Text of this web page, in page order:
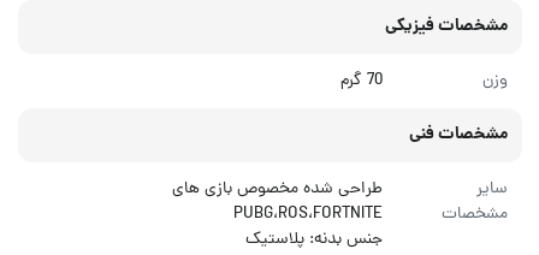
مشخصات فیزیکی
وزن 70 گرم
مشخصات فنی
سایر
مشخصات
طراحی شده مخصوص بازی های
PUBG،ROS،FORTNITE
جنس بدنه: پلاستیک